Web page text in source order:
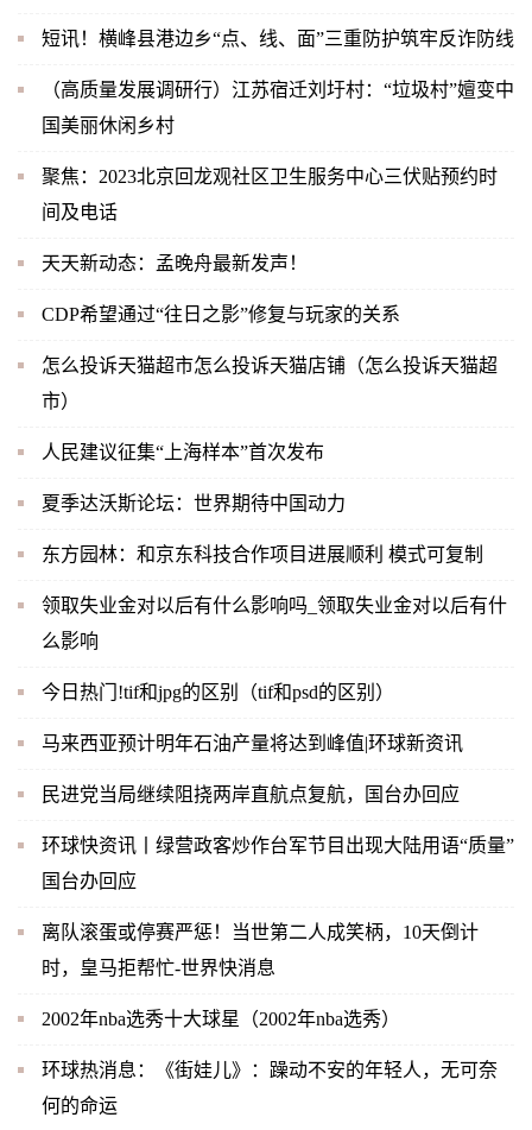
短讯！横峰县港边乡“点、线、面”三重防护筑牢反诈防线
（高质量发展调研行）江苏宿迁刘圩村：“垃圾村”嬗变中
国美丽休闲乡村
聚焦：2023北京回龙观社区卫生服务中心三伏贴预约时
间及电话
天天新动态：孟晚舟最新发声！
CDP希望通过“往日之影”修复与玩家的关系
怎么投诉天猫超市怎么投诉天猫店铺（怎么投诉天猫超
市）
人民建议征集“上海样本”首次发布
夏季达沃斯论坛：世界期待中国动力
东方园林：和京东科技合作项目进展顺利 模式可复制
领取失业金对以后有什么影响吗_领取失业金对以后有什
么影响
今日热门!tif和jpg的区别（tif和psd的区别）
马来西亚预计明年石油产量将达到峰值|环球新资讯
民进党当局继续阻挠两岸直航点复航，国台办回应
环球快资讯丨绿营政客炒作台军节目出现大陆用语“质量”
国台办回应
离队滚蛋或停赛严惩！当世第二人成笑柄，10天倒计
时，皇马拒帮忙-世界快消息
2002年nba选秀十大球星（2002年nba选秀）
环球热消息：《街娃儿》：躁动不安的年轻人，无可奈
何的命运